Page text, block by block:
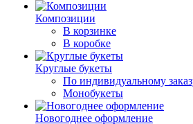
Композиции
В корзинке
В коробке
Круглые букеты
По индивидуальному
Монобукеты
Новогоднее оформление